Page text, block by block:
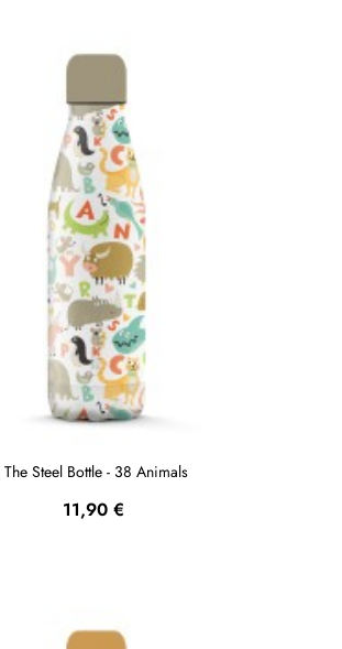
The Steel Bottle - 38 Animals
Prezzo
11,90 €